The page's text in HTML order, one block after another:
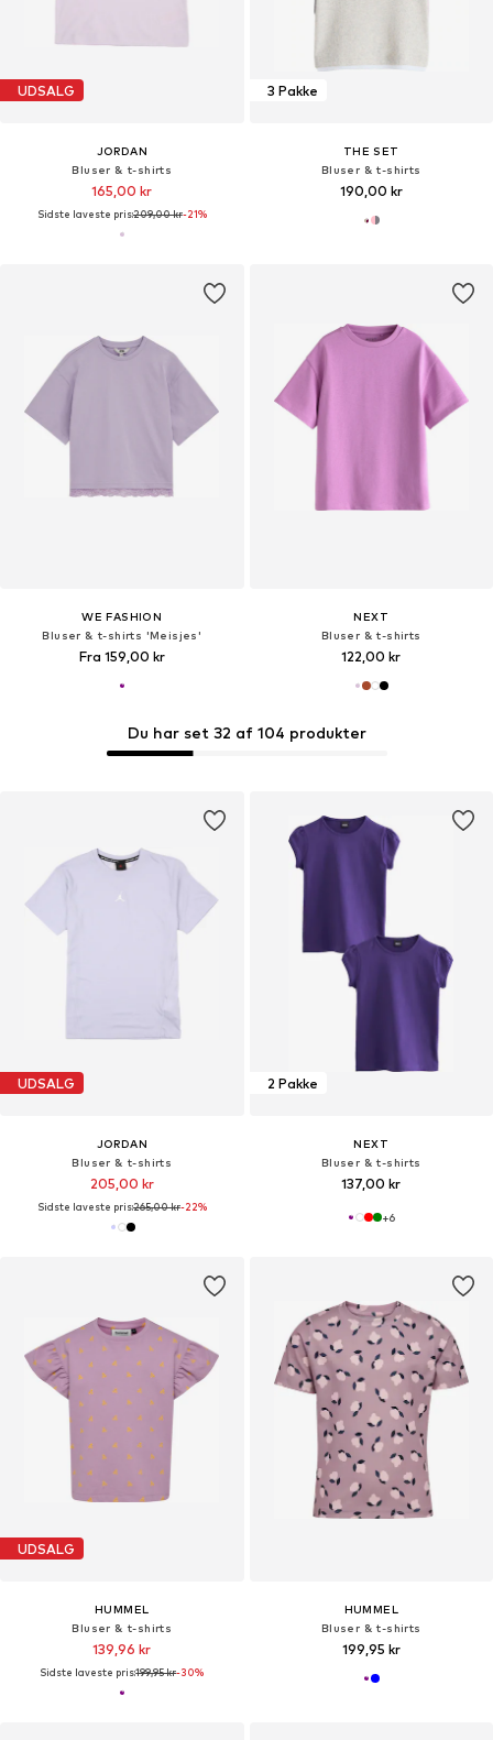
UDSALG
JORDAN
Bluser & t-shirts
165,00 kr
Sidste laveste pris:209,00 kr-21%
3 Pakke
THE SET
Bluser & t-shirts
190,00 kr
WE FASHION
Bluser & t-shirts 'Meisjes'
Fra 159,00 kr
NEXT
Bluser & t-shirts
122,00 kr
UDSALG
JORDAN
Bluser & t-shirts
205,00 kr
Sidste laveste pris:265,00 kr-22%
Du har set 32 af 104 produkter
2 Pakke
NEXT
Bluser & t-shirts
137,00 kr
+6
UDSALG
HUMMEL
Bluser & t-shirts
139,96 kr
Sidste laveste pris:199,95 kr-30%
HUMMEL
Bluser & t-shirts
199,95 kr